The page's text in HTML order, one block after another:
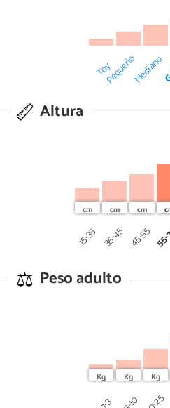
Toy
PequeñoMediano
Altura
15-35 35-45 45-55
Peso adulto
1-3